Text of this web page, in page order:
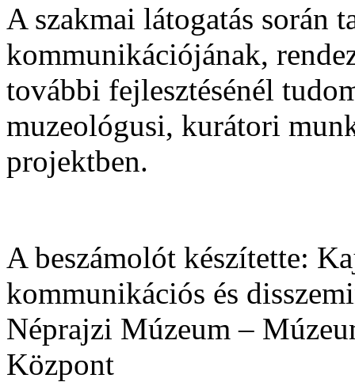
A szakmai látogatás során
kommunikációjának,
további fejlesztésénél
muzeológusi, kurátori
projektben.
A beszámolót készítette:
kommunikációs és
Néprajzi Múzeum –
Központ